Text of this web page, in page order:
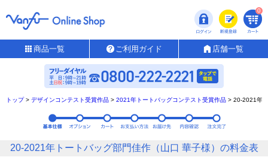
0
商品一覧 ご利用ガイド 店舗一覧
トップ > デザインコンテスト受賞作品 > 2021年トートバッグコンテスト受賞作品 > 20-2021年
20-2021年トートバッグ部門佳作（山口 華子様）の料金表